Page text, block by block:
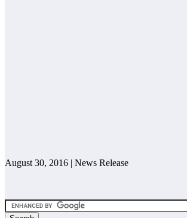
August 30, 2016 | News Release